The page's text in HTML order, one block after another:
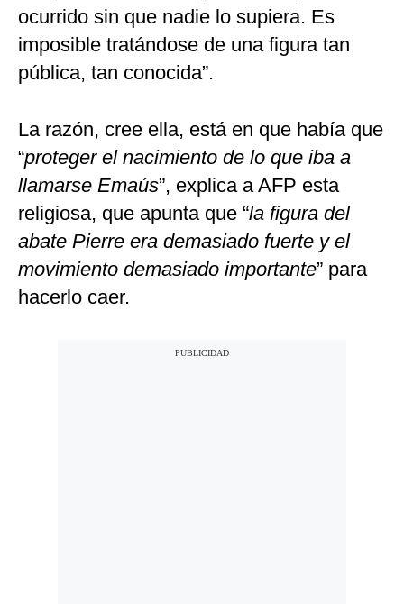
ocurrido sin que nadie lo supiera. Es
imposible tratándose de una figura tan
pública, tan conocida”.
La razón, cree ella, está en que había que
“proteger el nacimiento de lo que iba a
llamarse Emaús”, explica a AFP esta
religiosa, que apunta que “la figura del
abate Pierre era demasiado fuerte y el
movimiento demasiado importante” para
hacerlo caer.